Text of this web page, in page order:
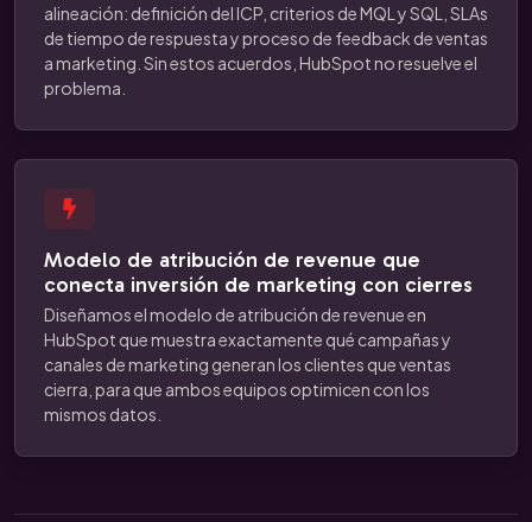
alineación: definición del ICP, criterios de MQL y SQL, SLAs
de tiempo de respuesta y proceso de feedback de ventas
a marketing. Sin estos acuerdos, HubSpot no resuelve el
problema.
Modelo de atribución de revenue que
conecta inversión de marketing con cierres
Diseñamos el modelo de atribución de revenue en
HubSpot que muestra exactamente qué campañas y
canales de marketing generan los clientes que ventas
cierra, para que ambos equipos optimicen con los
mismos datos.